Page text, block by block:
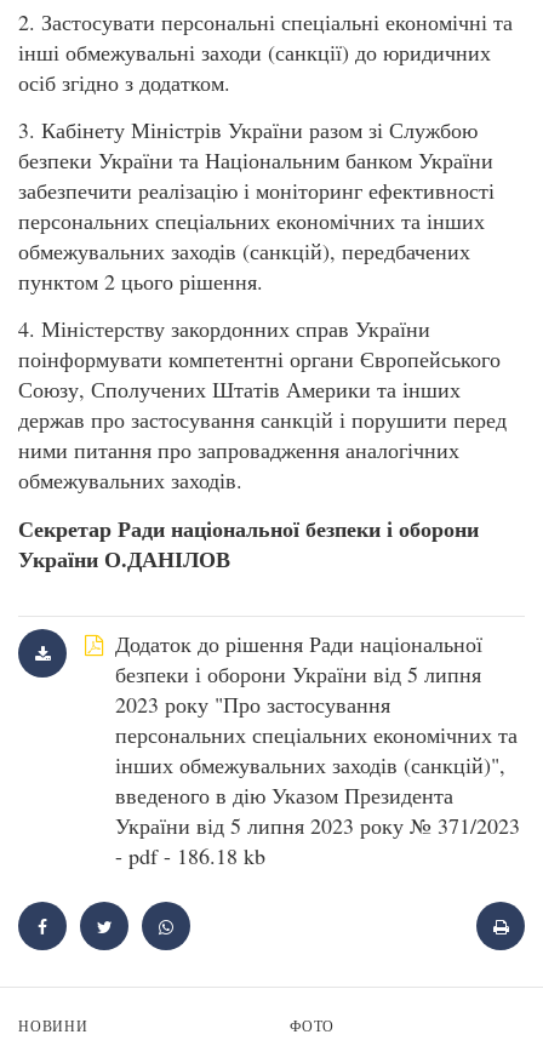
2. Застосувати персональні спеціальні економічні та
інші обмежувальні заходи (санкції) до юридичних
осіб згідно з додатком.
3. Кабінету Міністрів України разом зі Службою
безпеки України та Національним банком України
забезпечити реалізацію і моніторинг ефективності
персональних спеціальних економічних та інших
обмежувальних заходів (санкцій), передбачених
пунктом 2 цього рішення.
4. Міністерству закордонних справ України
поінформувати компетентні органи Європейського
Союзу, Сполучених Штатів Америки та інших
держав про застосування санкцій і порушити перед
ними питання про запровадження аналогічних
обмежувальних заходів.
Секретар Ради національної безпеки і оборони
України О.ДАНІЛОВ
Додаток до рішення Ради національної
безпеки і оборони України від 5 липня
2023 року "Про застосування
персональних спеціальних економічних та
інших обмежувальних заходів (санкцій)",
введеного в дію Указом Президента
України від 5 липня 2023 року № 371/2023
- pdf - 186.18 kb
НОВИНИ ФОТО